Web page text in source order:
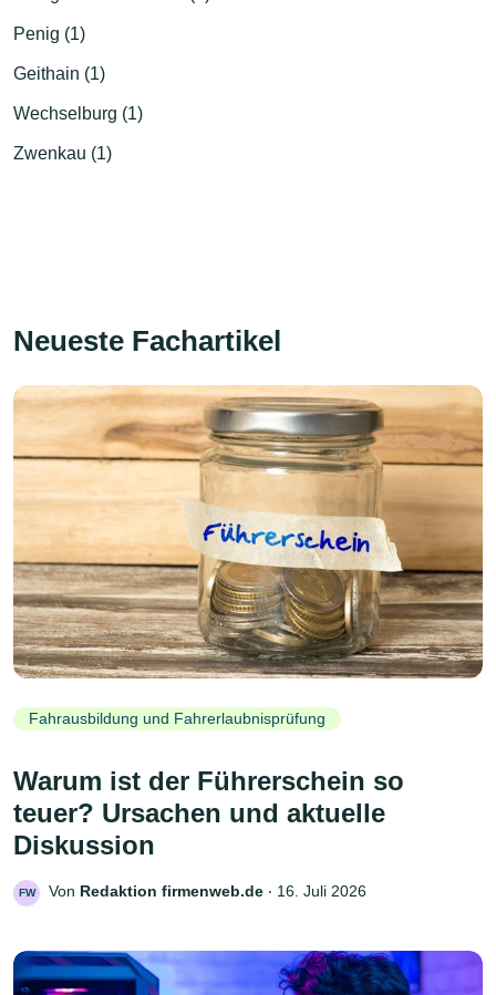
Penig (1)
Geithain (1)
Wechselburg (1)
Zwenkau (1)
Neueste Fachartikel
Fahrausbildung und Fahrerlaubnisprüfung
Warum ist der Führerschein so
teuer? Ursachen und aktuelle
Diskussion
FW Von Redaktion firmenweb.de ‧ 16. Juli 2026